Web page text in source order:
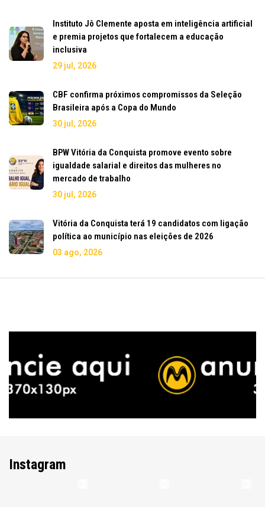
Instituto Jô Clemente aposta em inteligência artificial
e premia projetos que fortalecem a educação
inclusiva
29 jul, 2026
CBF confirma próximos compromissos da Seleção
Brasileira após a Copa do Mundo
30 jul, 2026
BPW Vitória da Conquista promove evento sobre
igualdade salarial e direitos das mulheres no
mercado de trabalho
30 jul, 2026
Vitória da Conquista terá 19 candidatos com ligação
política ao município nas eleições de 2026
03 ago, 2026
Instagram